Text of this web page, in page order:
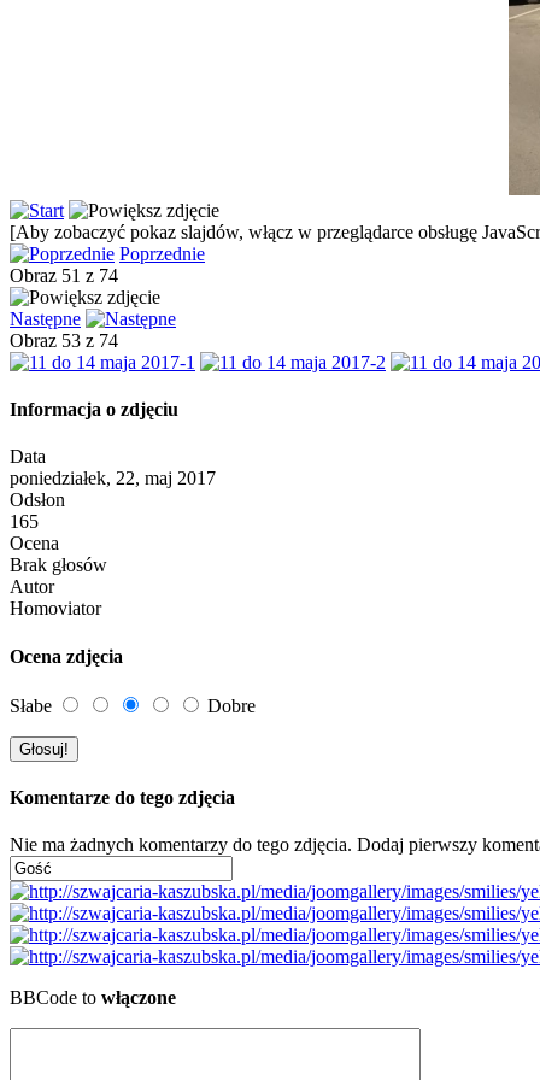
[Aby zobaczyć pokaz slajdów, włącz w przeglądarce obsługę
Poprzednie
Obraz 51 z 74
Następne
Obraz 53 z 74
Informacja o zdjęciu
Data
poniedziałek, 22, maj 2017
Odsłon
165
Ocena
Brak głosów
Autor
Homoviator
Ocena zdjęcia
Słabe Dobre
Komentarze do tego zdjęcia
Nie ma żadnych komentarzy do tego zdjęcia. Dodaj pierwszy
BBCode to włączone